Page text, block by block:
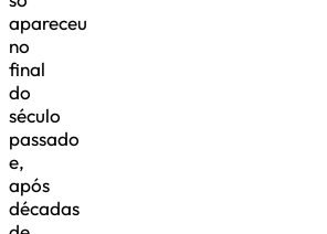
apareceu
no
final
do
século
passado
e,
após
décadas